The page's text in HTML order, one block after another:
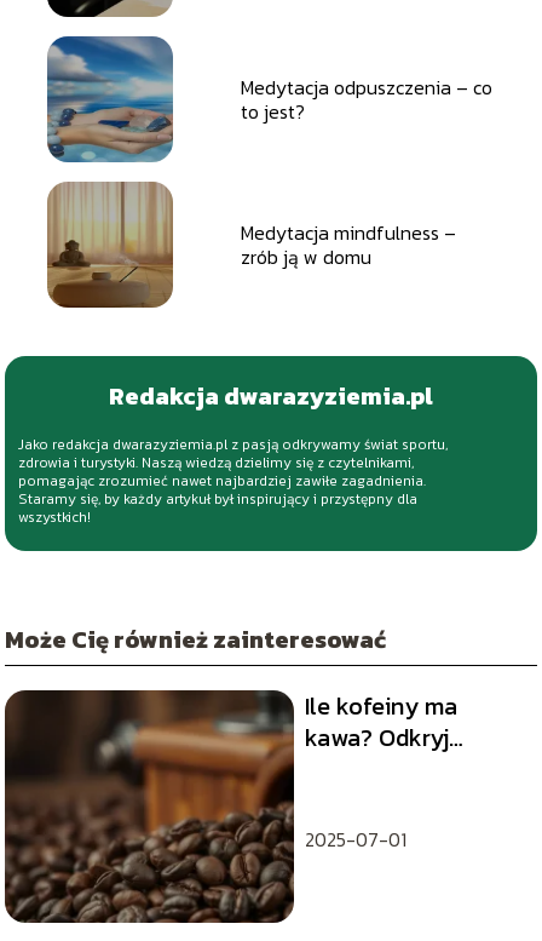
Medytacja odpuszczenia – co
to jest?
Medytacja mindfulness –
zrób ją w domu
Redakcja dwarazyziemia.pl
Jako redakcja dwarazyziemia.pl z pasją odkrywamy świat sportu,
zdrowia i turystyki. Naszą wiedzą dzielimy się z czytelnikami,
pomagając zrozumieć nawet najbardziej zawiłe zagadnienia.
Staramy się, by każdy artykuł był inspirujący i przystępny dla
wszystkich!
Może Cię również zainteresować
Ile kofeiny ma
kawa? Odkryj
2025-07-01